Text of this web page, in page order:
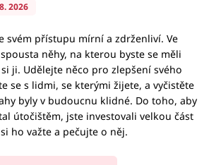
2026
svém přístupu mírní a zdrženliví. Ve
něhy, na kterou byste se měli
ji. Udělejte něco pro zlepšení svého
se s lidmi, se kterými žijete, a vyčistěte
byly v budoucnu klidné. Do toho, aby
útočištěm, jste investovali velkou část
ho važte a pečujte o něj.